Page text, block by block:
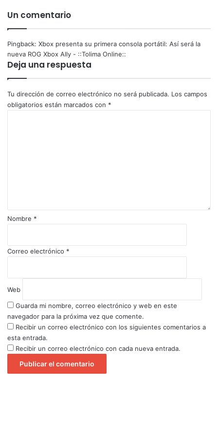
Un comentario
Pingback: Xbox presenta su primera consola portátil: Así será la
nueva ROG Xbox Ally - ::Tolima Online::
Deja una respuesta
Tu dirección de correo electrónico no será publicada. Los campos
obligatorios están marcados con *
o
*
Nombre *
Correo electrónico *
Web
Guarda mi nombre, correo electrónico y web en este
navegador para la próxima vez que comente.
Recibir un correo electrónico con los siguientes comentarios a
esta entrada.
Recibir un correo electrónico con cada nueva entrada.